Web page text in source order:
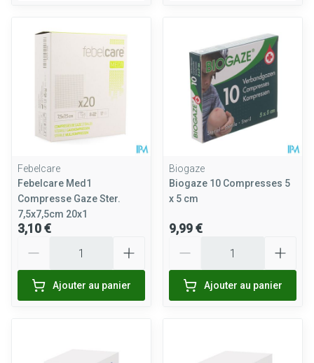
Febelcare
Febelcare Med1
Compresse Gaze Ster.
7,5x7,5cm 20x1
3,10 €
Ajouter au panier
Biogaze
Biogaze 10 Compresses 5
x 5 cm
9,99 €
Ajouter au panier